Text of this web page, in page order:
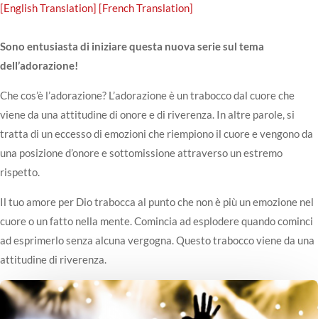
[English Translation] [French Translation]
Sono entusiasta di iniziare questa nuova serie sul tema
dell’adorazione!
Che cos’è l’adorazione? L’adorazione è un trabocco dal cuore che
viene da una attitudine di onore e di riverenza. In altre parole, si
tratta di un eccesso di emozioni che riempiono il cuore e vengono da
una posizione d’onore e sottomissione attraverso un estremo
rispetto.
Il tuo amore per Dio trabocca al punto che non è più un emozione nel
cuore o un fatto nella mente. Comincia ad esplodere quando cominci
ad esprimerlo senza alcuna vergogna. Questo trabocco viene da una
attitudine di riverenza.